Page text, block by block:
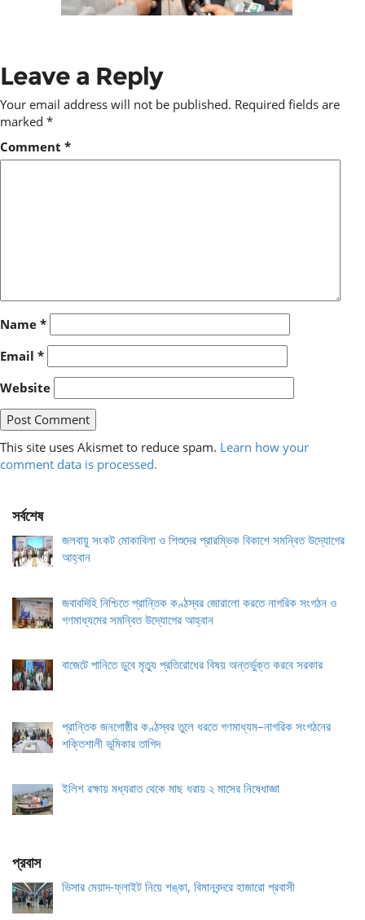
Leave a Reply
Your email address will not be published. Required fields are
marked *
Comment *
Name *
Email *
Website
This site uses Akismet to reduce spam. Learn how your
comment data is processed.
সর্বশেষ
জলবায়ু সংকট মোকাবিলা ও শিশুদের প্রারম্ভিক বিকাশে সমন্বিত উদ্যোগের
আহ্বান
জবাবদিহি নিশ্চিতে প্রান্তিক কণ্ঠস্বর জোরালো করতে নাগরিক সংগঠন ও
গণমাধ্যমের সমন্বিত উদ্যোগের আহ্বান
বাজেটে পানিতে ডুবে মৃত্যু প্রতিরোধের বিষয় অন্তর্ভুক্ত করবে সরকার
প্রান্তিক জনগোষ্ঠীর কণ্ঠস্বর তুলে ধরতে গণমাধ্যম–নাগরিক সংগঠনের
শক্তিশালী ভূমিকার তাগিদ
ইলিশ রক্ষায় মধ্যরাত থেকে মাছ ধরায় ২ মাসের নিষেধাজ্ঞা
প্রবাস
ভিসার মেয়াদ-ফ্লাইট নিয়ে শঙ্কা, বিমানবন্দরে হাজারো প্রবাসী